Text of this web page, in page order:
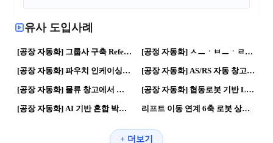
유사 도입사례
36 0
[공장 자동화] 그룹사 구축 Reference(팔렛타이져, 미니로드, MDPS, 크로스벨트 소터) | 로봇활용 · 자동화 공정 [공정 자동화] ㅅㅡㆍㅂㅡㆍㄹㄴ | 자동화 공정 · 로봇활용
110 0
[공장 자동화] 파우치 인케이싱 공정 자동화 | 자동화 공정 · 로봇활용
483 0
[공장 자동화] AS/RS 자동 창고 시스템 | 제조혁신 자율화 공장
226 0
[공장 자동화] 물류 창고에서 상품을 자동으로 옮기는 로봇 시스템 | 로봇활용 제조혁신
99 0
[공장 자동화] 협동로봇 기반 LAPAL 적층 팔레타이징 시스템 | 로봇활용 제조혁신
151 0
[공장 자동화] AI 기반 혼합 박스 팔레타이징 AMIX 솔루션 | 로봇활용 제조혁신
134 0
리프트 이동 연계 6축 로봇 상하차 자동화
+ 더보기